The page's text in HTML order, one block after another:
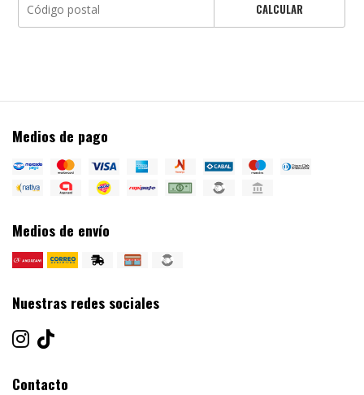
CALCULAR
Medios de pago
Medios de envío
Nuestras redes sociales
Contacto